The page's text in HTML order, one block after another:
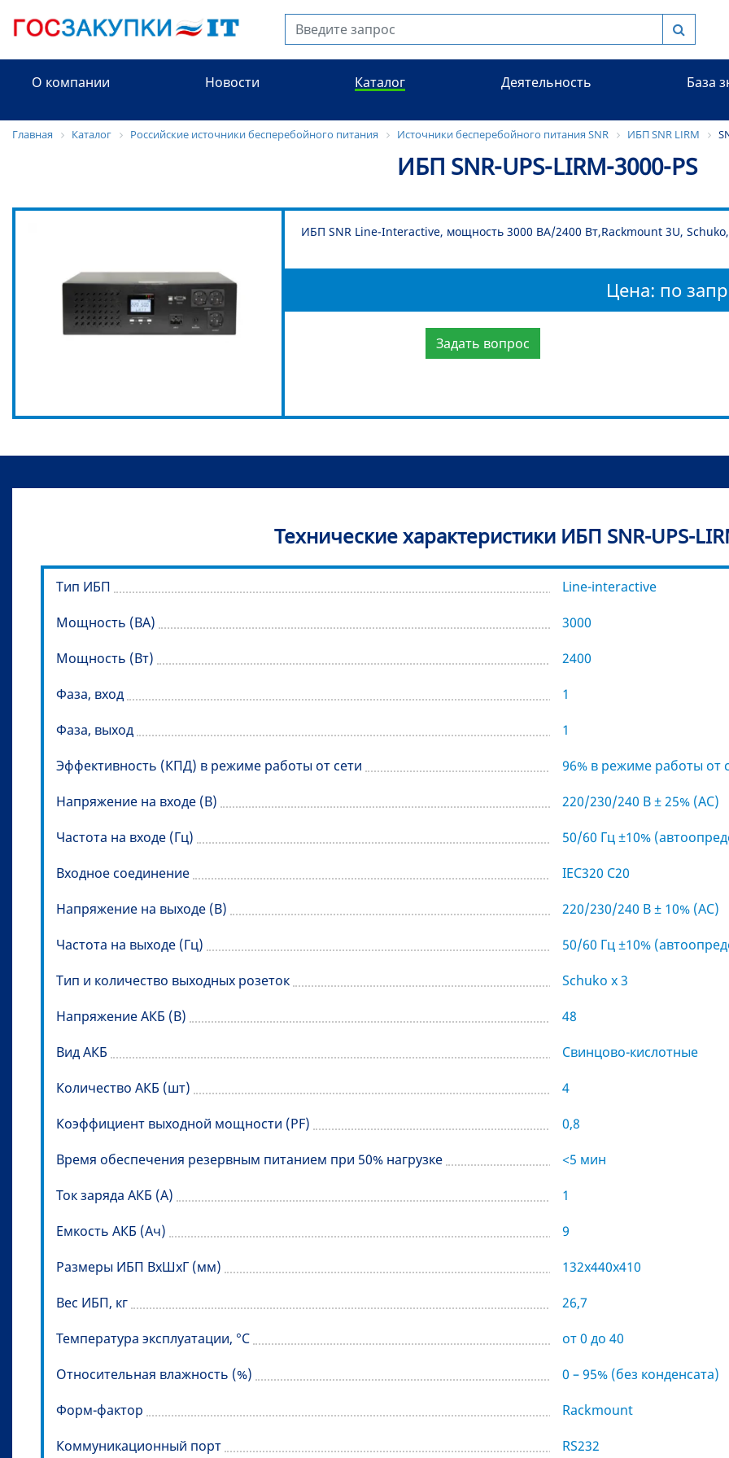
О компании Новости Каталог Деятельность База
Главная Каталог Российские источники бесперебойного питания Источники бесперебойного питания SNR ИБП SNR LIRM
ИБП SNR-UPS-LIRM-3000-PS
ИБП SNR Line-Interactive, мощность 3000 ВА/2400 Вт,Rackmount 3U, Schuko,
Цена: по
Задать вопрос
Технические характеристики ИБП SNR-UPS-
Тип ИБП
Line-interactive
Мощность (ВА)
3000
Мощность (Вт)
2400
Фаза, вход
1
Фаза, выход
1
Эффективность (КПД) в режиме работы от сети
96% в режиме работы от
Напряжение на входе (В)
220/230/240 В ± 25% (AC)
Частота на входе (Гц)
50/60 Гц ±10%
Входное соединение
IEC320 C20
Напряжение на выходе (В)
220/230/240 В ± 10% (AC)
Частота на выходе (Гц)
50/60 Гц ±10%
Тип и количество выходных розеток
Schuko x 3
Напряжение АКБ (В)
48
Вид АКБ
Свинцово-кислотные
Количество АКБ (шт)
4
Коэффициент выходной мощности (PF)
0,8
Время обеспечения резервным питанием при 50% нагрузке
<5 мин
Ток заряда АКБ (А)
1
Емкость АКБ (Ач)
9
Размеры ИБП ВхШхГ (мм)
132x440x410
Вес ИБП, кг
26,7
Температура эксплуатации, °C
от 0 до 40
Относительная влажность (%)
0 – 95% (без конденсата)
Форм-фактор
Rackmount
Коммуникационный порт
RS232